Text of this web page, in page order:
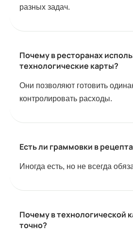
разных задач.
Почему в ресторанах
технологические карты?
Они позволяют готовить
контролировать расходы.
Есть ли граммовки в
Иногда есть, но не всегда
Почему в технологической
точно?